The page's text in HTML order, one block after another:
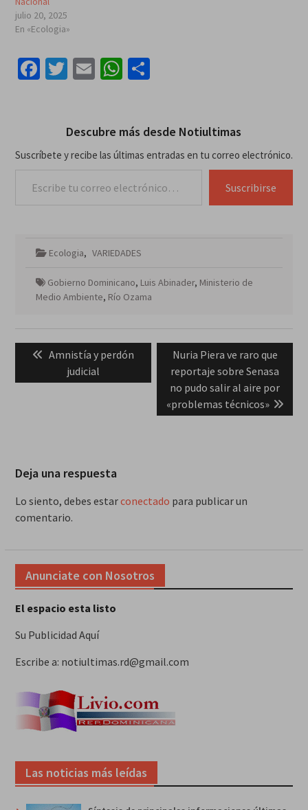
julio 20, 2025
En «Ecologia»
Facebook
Twitter
EmailWhatsApp
Compartir
Descubre más desde Notiultimas
Suscríbete y recibe las últimas entradas en tu correo electrónico.
Suscribirse
Ecologia, VARIEDADES
Gobierno Dominicano, Luis Abinader, Ministerio de
Medio Ambiente, Río Ozama
Navegación
entradas
Previous
post:
Amnistía y perdón
judicial
Next
post:
Nuria Piera ve raro que
reportaje sobre Senasa
no pudo salir al aire por
«problemas técnicos»
Deja una respuesta
Lo siento, debes estarconectado para publicar un
comentario.
Anunciate con Nosotros
El espacio esta listo
Su Publicidad Aquí
Escribe a: notiultimas.rd@gmail.com
Las noticias más leídas